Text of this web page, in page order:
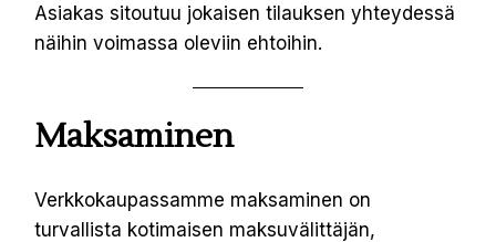
Asiakas sitoutuu jokaisen tilauksen yhteydessä
näihin voimassa oleviin ehtoihin.
Maksaminen
Verkkokaupassamme maksaminen on
turvallista kotimaisen maksuvälittäjän,